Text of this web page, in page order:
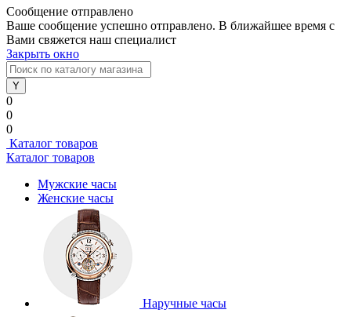
Сообщение отправлено
Ваше сообщение успешно отправлено. В ближайшее время с
Вами свяжется наш специалист
Закрыть окно
0
0
0
Каталог товаров
Каталог товаров
Мужские часы
Женские часы
Наручные часы